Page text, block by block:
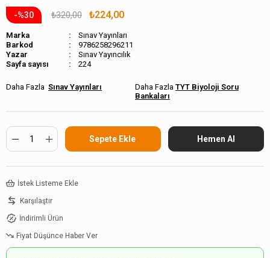
30 ₺320,00 ₺224,00
Marka
Sınav Yayınları
Barkod
9786258296211
Sınav Yayıncılık
Sayfa sayısı
224
Sınav Yayınları
TYT Biyoloji Soru
Bankaları
İstek Listeme Ekle
Karşılaştır
İndirimli Ürün
Fiyat Düşünce Haber Ver